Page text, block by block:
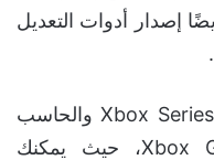
إصدار أدوات التعديل
لعبة Starfield متاحة على Xbox Series X/S والحاسب
الشخصي وخدمة Xbox Game Pass، حيث يمكنك